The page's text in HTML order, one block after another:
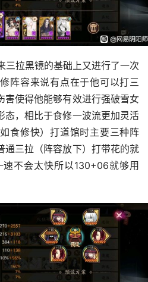
三拉黑镜的基础上又进行了一次
阵容来说有点在于他可以打三
害使得他能够有效进行强破雪女
态，相比于食修一波流更加灵活
食修快）打道馆时主要三种阵
通三拉（阵容放下）打带花的就
不会太快所以130+06就够用